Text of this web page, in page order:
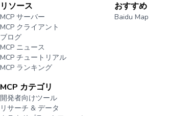
リソース
MCP サーバー
MCP クライアント
ブログ
MCP ニュース
MCP チュートリアル
MCP ランキング
MCP カテゴリ
開発者向けツール
リサーチ & データ
おすすめ
Baidu Map